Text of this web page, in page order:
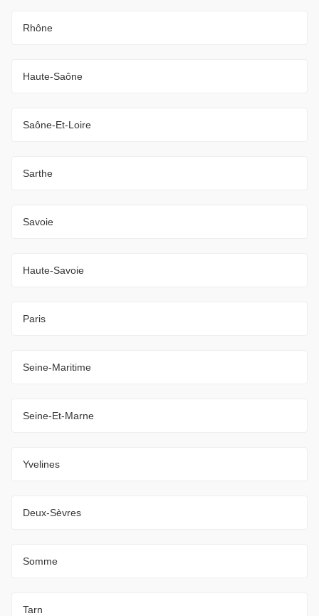
Rhône
Haute-Saône
Saône-Et-Loire
Sarthe
Savoie
Haute-Savoie
Paris
Seine-Maritime
Seine-Et-Marne
Yvelines
Deux-Sèvres
Somme
Tarn